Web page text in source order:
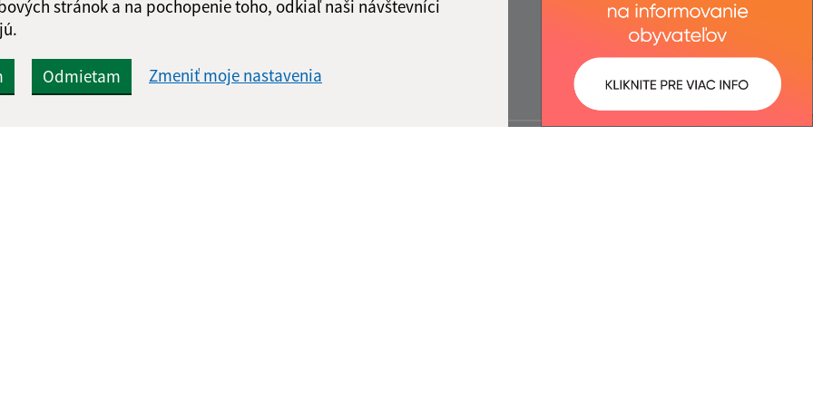
stránok a na pochopenie toho, odkiaľ naši návštevníci
Odmietam Zmeniť moje nastavenia
Odoslať správu